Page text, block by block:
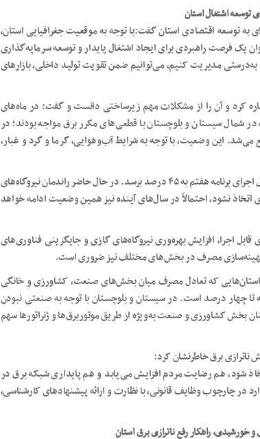
توسعه اشتغال استان
به توسعه اقتصادی استان گفت:با توجه به موقعیت جغرافیایی استان،
یک فرصت راهبردی برای ایجاد اشتغال پایدار و توسعه سرمایه‌گذاری
به‌درستی مدیریت کنیم، می‌توانیم ضمن تقویت تولید داخلی، بازارهای
کرد و آن را از مشکلات مهم زیرساختی دانست و گفت: در ماه‌های
شمال سیستان و بلوچستان با قطعی‌های مکرر برق مواجه بودند؛ در
این وضعیت، با توجه به شرایط آب‌وهوایی، گرما و گرد و غبار،
وی گفت: میانگین راندمان نیروگاه‌های کشور باید در طول اجرای برنامه هفتم به ۴۵ درصد برسد. در حال حاضر راندمان نیروگاه‌های
اگر تدبیر مؤثری اتخاذ نشود، احتمالاً در سال‌های آینده نیز همین وضعیت ادامه خواهد
اجرا، افزایش بهره‌وری نیروگاه‌های گازی و جایگزینی فناوری‌های
بهینه‌سازی مصرف در بخش‌های مختلف نیز ضروری است.
استان‌هایی که تعادل مصرف میان بخش‌های صنعت، کشاورزی و خانگی
چهار درصد است. در سیستان و بلوچستان با توجه به صنعتی نبودن
بخش کشاورزی و صنعت به‌ویژه از طریق موتوربرق‌ها و ژنراتورها سهم
ناترازی برق خاطرنشان کرد:
شود، هم رضایت مردم افزایش می‌یابد و هم پایداری شبکه برق در
چارچوب وظایف قانونی، با نظارت و ارائه پیشنهادهای کارشناسی،
خورشیدی، راهکار رفع ناترازی برق استان